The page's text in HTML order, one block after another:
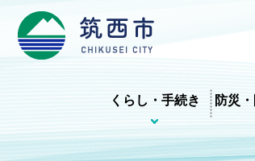
くらし・手続き 防災